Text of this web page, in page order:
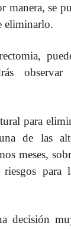
manera, se
eliminarlo.
para
de las
meses,
para
decisión